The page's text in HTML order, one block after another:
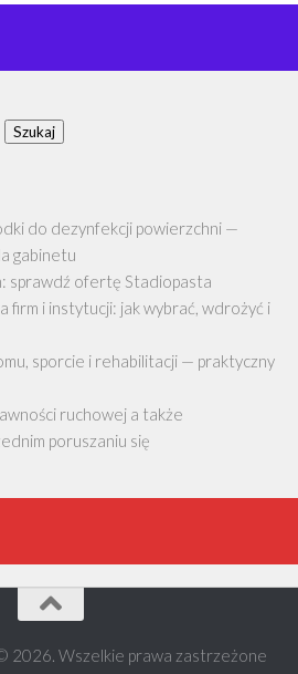
Szukaj
do dezynfekcji powierzchni —
gabinetu
sprawdź ofertę Stadiopasta
firm i instytucji: jak wybrać, wdrożyć i
sporcie i rehabilitacji — praktyczny
ruchowej a także
poruszaniu się
2026. Wszelkie prawa zastrzeżone